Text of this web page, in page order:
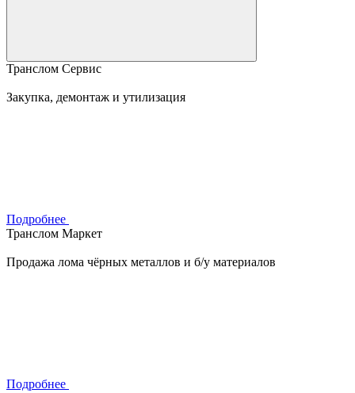
Транслом Сервис
Закупка, демонтаж и утилизация
Подробнее
Транслом Маркет
Продажа лома чёрных металлов и б/у материалов
Подробнее